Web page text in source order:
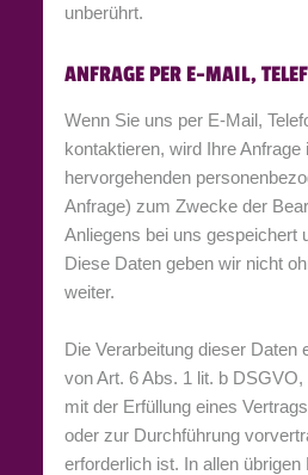
unberührt.
ANFRAGE PER E-MAIL,
Wenn Sie uns per E-Mail,
kontaktieren, wird Ihre
hervorgehenden
Anfrage) zum Zwecke der
Anliegens bei uns gespeichert
Diese Daten geben wir nicht
weiter.
Die Verarbeitung dieser Daten
von Art. 6 Abs. 1 lit. b
mit der Erfüllung eines
oder zur Durchführung
erforderlich ist. In allen übrigen